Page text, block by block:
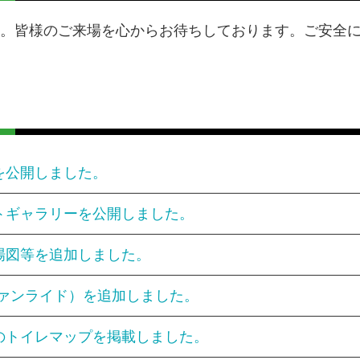
皆様のご来場を心からお待ちしております。ご安全に
開しました。
ャラリーを公開しました。
等を追加しました。
ンライド）を追加しました。
イレマップを掲載しました。